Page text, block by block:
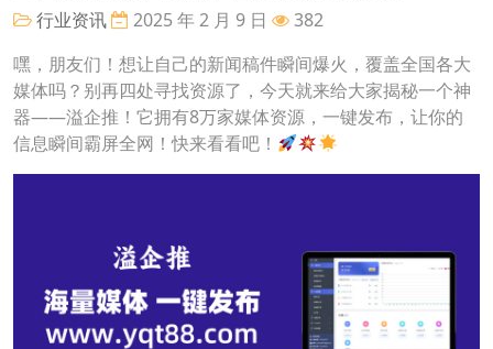
行业资讯 2025 年 2 月 9 日
382
嘿，朋友们！想让自己的新闻稿件瞬间爆火，覆盖全国各大
媒体吗？别再四处寻找资源了，今天就来给大家揭秘一个神
器——溢企推！它拥有8万家媒体资源，一键发布，让你的
信息瞬间霸屏全网！快来看看吧！